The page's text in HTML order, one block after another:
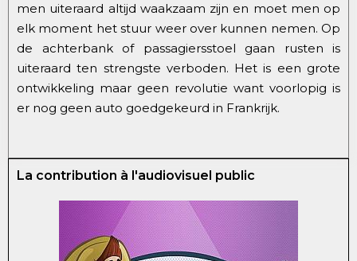
men uiteraard altijd waakzaam zijn en moet men op
elk moment het stuur weer over kunnen nemen. Op
de achterbank of passagiersstoel gaan rusten is
uiteraard ten strengste verboden. Het is een grote
ontwikkeling maar geen revolutie want voorlopig is
er nog geen auto goedgekeurd in Frankrijk.
La contribution à l'audiovisuel public